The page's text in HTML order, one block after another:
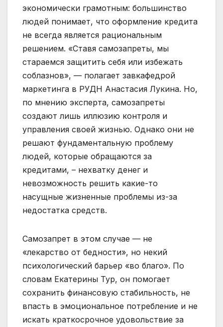
экономически грамотным: большинство
людей понимает, что оформление кредита
не всегда является рациональным
решением. «Ставя самозапреты, мы
стараемся защитить себя или избежать
соблазнов», — полагает завкафедрой
маркетинга в РУДН Анастасия Лукина. Но,
по мнению эксперта, самозапреты
создают лишь иллюзию контроля и
управления своей жизнью. Однако они не
решают фундаментальную проблему
людей, которые обращаются за
кредитами, – нехватку денег и
невозможность решить какие-то
насущные жизненные проблемы из-за
недостатка средств.
Самозапрет в этом случае — не
«лекарство от бедности», но некий
психологический барьер «во благо». По
словам Екатерины Тур, он помогает
сохранить финансовую стабильность, не
впасть в эмоциональное потребление и не
искать краткосрочное удовольствие за